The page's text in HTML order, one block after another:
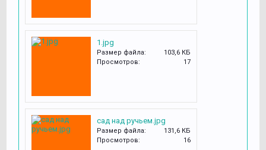
1.jpg
Размер файла:
103,6 КБ
Просмотров:
17
сад над ручьем.jpg
Размер файла:
131,6 КБ
Просмотров:
16